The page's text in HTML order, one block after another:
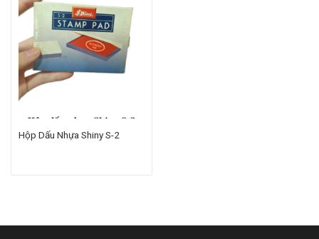
Hộp Dấu Nhựa Shiny S-2